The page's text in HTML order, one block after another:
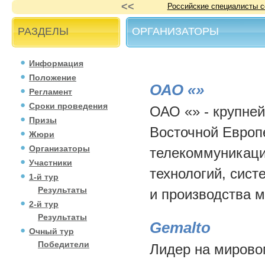
<< Стенд проекта «Стань
РАЗДЕЛЫ
Информация
Положение
Регламент
Сроки проведения
Призы
Жюри
Организаторы
Участники
1-й тур
Результаты
2-й тур
Результаты
Очный тур
Победители
ОРГАНИЗАТОРЫ
ОАО «»
ОАО «» -
Восточной
технологий,
и производства
Gemalto
Лидер на